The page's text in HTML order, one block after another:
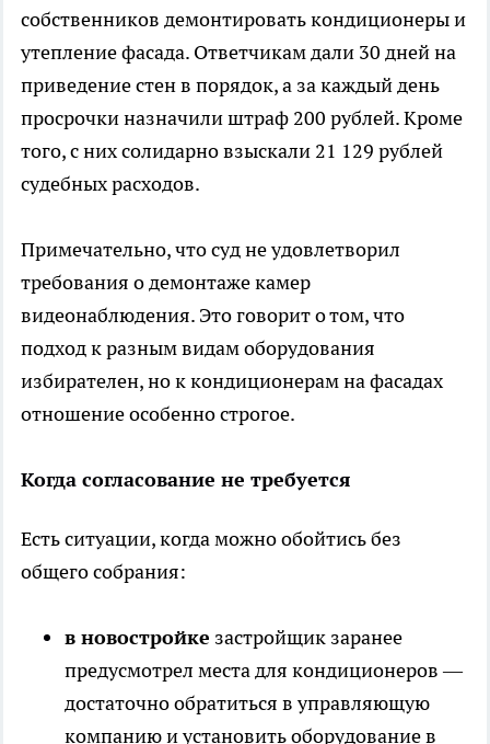
собственников демонтировать кондиционеры и
утепление фасада. Ответчикам дали 30 дней на
приведение стен в порядок, а за каждый день
просрочки назначили штраф 200 рублей. Кроме
того, с них солидарно взыскали 21 129 рублей
судебных расходов.
Примечательно, что суд не удовлетворил
требования о демонтаже камер
видеонаблюдения. Это говорит о том, что
подход к разным видам оборудования
избирателен, но к кондиционерам на фасадах
отношение особенно строгое.
Когда согласование не требуется
Есть ситуации, когда можно обойтись без
общего собрания:
в новостройке застройщик заранее
предусмотрел места для кондиционеров —
достаточно обратиться в управляющую
компанию и установить оборудование в